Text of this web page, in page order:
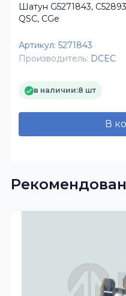
Шатун G5271843,
QSC, CGe
Артикул: 5271843
Производитель: DCEC
в наличии:8 шт
В